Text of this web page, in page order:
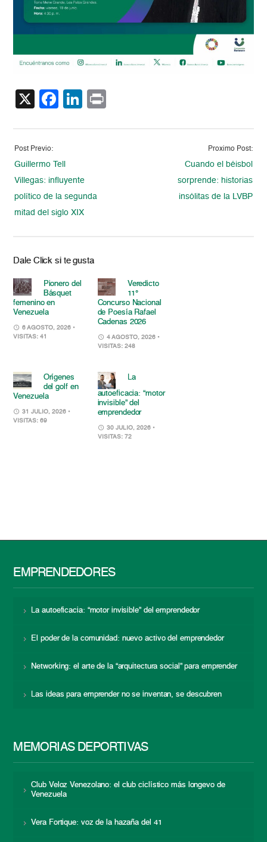
X Facebook
LinkedIn
Post Previo:
Guillermo Tell
Villegas: influyente
político de la segunda
mitad del siglo XIX
Proximo Post:
Cuando el béisbol
sorprende: historias
insólitas de la LVBP
Dale Click si te gusta
Pionero del
Básquet
femenino en
Venezuela
6 AGOSTO, 2026 •
VISITAS: 41
Veredicto
11°
Concurso Nacional
de Poesía Rafael
Cadenas 2026
4 AGOSTO, 2026 •
VISITAS: 248
Orígenes
del golf en
Venezuela
31 JULIO, 2026 •
VISITAS: 69
La
autoeficacia: “motor
invisible” del
emprendedor
30 JULIO, 2026 •
VISITAS: 72
EMPRENDEDORES
La autoeficacia: “motor invisible” del emprendedor
El poder de la comunidad: nuevo activo del emprendedor
Networking: el arte de la “arquitectura social” para emprender
Las ideas para emprender no se inventan, se descubren
MEMORIAS DEPORTIVAS
Club Veloz Venezolano: el club ciclístico más longevo de
Venezuela
Vera Fortique: voz de la hazaña del 41